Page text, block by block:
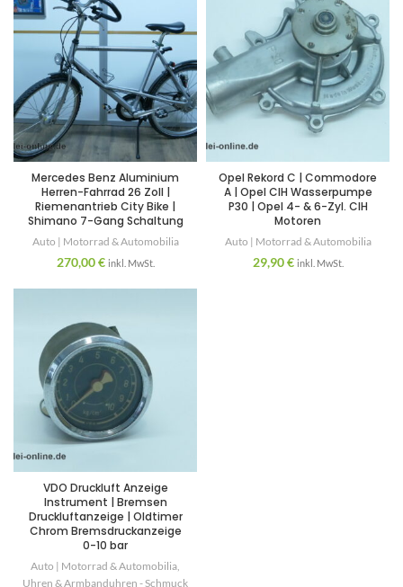
Mercedes Benz Aluminium
Herren-Fahrrad 26 Zoll |
Riemenantrieb City Bike |
Shimano 7-Gang Schaltung
Auto | Motorrad & Automobilia
270,00€ inkl. MwSt.
Opel Rekord C | Commodore
A | Opel CIH Wasserpumpe
P30 | Opel 4- & 6-Zyl. CIH
Motoren
Auto | Motorrad & Automobilia
29,90€ inkl. MwSt.
VDO Druckluft Anzeige
Instrument | Bremsen
Druckluftanzeige | Oldtimer
Chrom Bremsdruckanzeige
0-10 bar
Auto | Motorrad & Automobilia
Uhren & Armbanduhren - Schmuck